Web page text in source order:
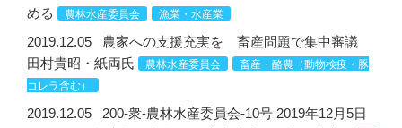
める
農林水産委員会 漁業・水産業
2019.12.05
農家への支援充実を 畜産問題で集中審議
田村貴昭・紙両氏
農林水産委員会
畜産・酪農（動物検疫・豚
コレラ含む）
2019.12.05
200-衆-農林水産委員会-10号 2019年12月5日